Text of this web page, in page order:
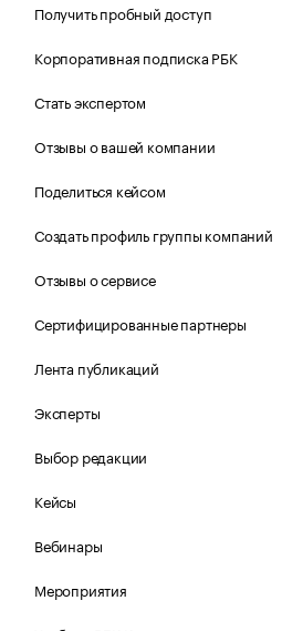
Получить пробный доступ
Корпоративная подписка РБК
Стать экспертом
Отзывы о вашей компании
Поделиться кейсом
Создать профиль группы компаний
Отзывы о сервисе
Сертифицированные партнеры
Лента публикаций
Эксперты
Выбор редакции
Кейсы
Вебинары
Мероприятия